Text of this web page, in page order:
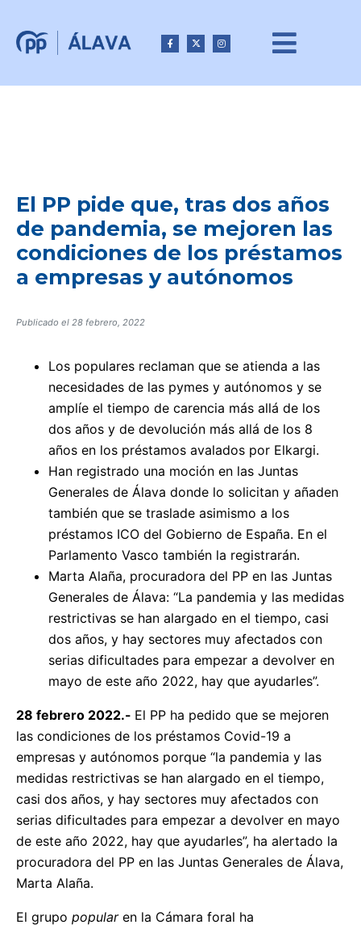
Publicado el 28 febrero, 2022
El PP pide que, tras dos años
de pandemia, se mejoren las
condiciones de los préstamos
a empresas y autónomos
Los populares reclaman que se atienda a las
necesidades de las pymes y autónomos y se
amplíe el tiempo de carencia más allá de los
dos años y de devolución más allá de los 8
años en los préstamos avalados por Elkargi.
Han registrado una moción en las Juntas
Generales de Álava donde lo solicitan y añaden
también que se traslade asimismo a los
préstamos ICO del Gobierno de España. En el
Parlamento Vasco también la registrarán.
Marta Alaña, procuradora del PP en las Juntas
Generales de Álava: “La pandemia y las medidas
restrictivas se han alargado en el tiempo, casi
dos años, y hay sectores muy afectados con
serias dificultades para empezar a devolver en
mayo de este año 2022, hay que ayudarles”.
28 febrero 2022.- El PP ha pedido que se mejoren
las condiciones de los préstamos Covid-19 a
empresas y autónomos porque “la pandemia y las
medidas restrictivas se han alargado en el tiempo,
casi dos años, y hay sectores muy afectados con
serias dificultades para empezar a devolver en mayo
de este año 2022, hay que ayudarles”, ha alertado la
procuradora del PP en las Juntas Generales de Álava,
Marta Alaña.
El grupo popularen la Cámara foral ha